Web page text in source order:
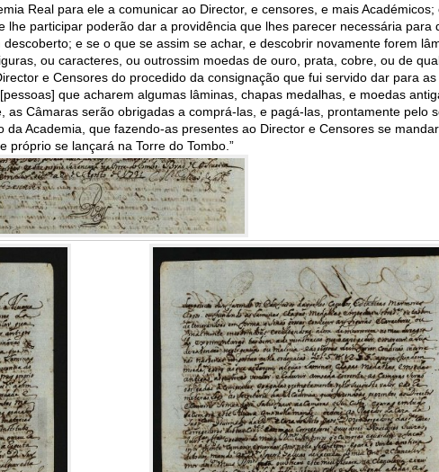
Real para ele a comunicar ao Director, e censores, e mais Académicos;
lhe participar poderão dar a providência que lhes parecer necessária para
e se o que se assim se achar, e descobrir novamente forem
ou caracteres, ou outrossim moedas de ouro, prata, cobre, ou de
e Censores do procedido da consignação que fui servido dar para as
que acharem algumas lâminas, chapas medalhas, e moedas
Câmaras serão obrigadas a comprá-las, e pagá-las, prontamente pelo
Academia, que fazendo-as presentes ao Director e Censores se
se lançará na Torre do Tombo.”